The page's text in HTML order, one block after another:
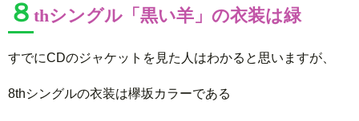
８ thシングル「黒い羊」の衣装は緑
すでにCDのジャケットを見た人はわかると思いますが、
8thシングルの衣装は欅坂カラーである